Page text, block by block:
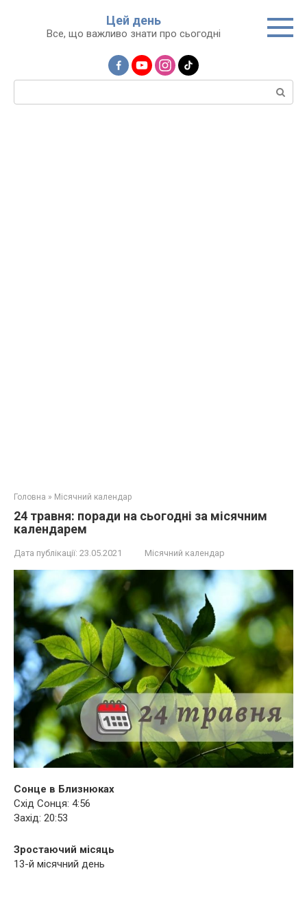
Цей день
Все, що важливо знати про сьогодні
Пошук:
Головна » Місячний календар
24 травня: поради на сьогодні за місячним
календарем
Дата публікації: 23.05.2021 Місячний календар
Сонце в Близнюках
Схід Сонця: 4:56
Захід: 20:53
Зростаючий місяць
13-й місячний день